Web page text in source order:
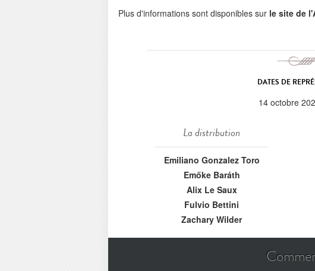
Plus d'informations sont disponibles sur le site de
DATES DE
14 octobre
La distribution
Emiliano Gonzalez Toro
Emőke Baráth
Alix Le Saux
Fulvio Bettini
Zachary Wilder